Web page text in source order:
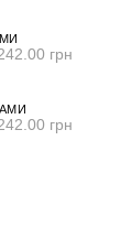
грн
грн